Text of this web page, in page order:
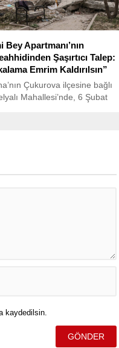
Bey Apartmanı’nın
Şaşırtıcı Talep:
Emrim Kaldırılsın”
Çukurova ilçesine bağlı
Mahallesi’nde, 6 Şubat
kaydedilsin.